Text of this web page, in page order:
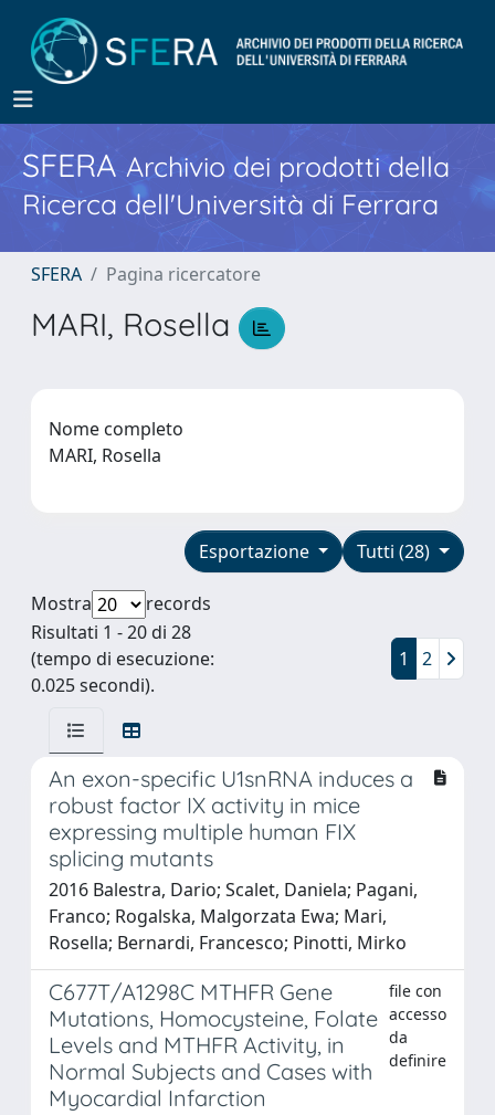
SFERA Archivio dei prodotti della
Ricerca dell'Università di Ferrara
SFERA Pagina ricercatore
MARI, Rosella
Nome completo
MARI, Rosella
Tutti (28)
Esportazione
Mostra
records
Risultati 1 - 20 di 28
(tempo di esecuzione:
0.025 secondi).
1 2
An exon-specific U1snRNA induces a
robust factor IX activity in mice
expressing multiple human FIX
splicing mutants
2016 Balestra, Dario; Scalet, Daniela; Pagani,
Franco; Rogalska, Malgorzata Ewa; Mari,
Rosella; Bernardi, Francesco; Pinotti, Mirko
C677T/A1298C MTHFR Gene
Mutations, Homocysteine, Folate
Levels and MTHFR Activity, in
Normal Subjects and Cases with
Myocardial Infarction
file con
accesso
da
definire